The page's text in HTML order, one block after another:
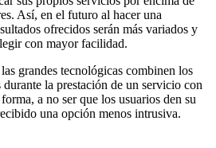
Así, en el futuro al hacer una
ofrecidos serán más variados y
con mayor facilidad.
grandes tecnológicas combinen los
durante la prestación de un servicio con
a no ser que los usuarios den su
una opción menos intrusiva.